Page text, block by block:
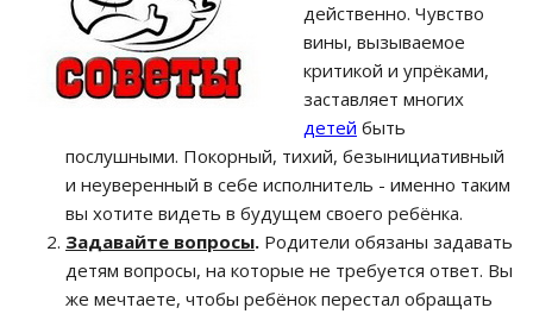
действенно. Чувство
вины, вызываемое
критикой и упрёками,
заставляет многих
детей быть
послушными. Покорный, тихий, безынициативный
и неуверенный в себе исполнитель - именно таким
вы хотите видеть в будущем своего ребёнка.
Задавайте вопросы. Родители обязаны задавать
детям вопросы, на которые не требуется ответ. Вы
же мечтаете, чтобы ребёнок перестал обращать